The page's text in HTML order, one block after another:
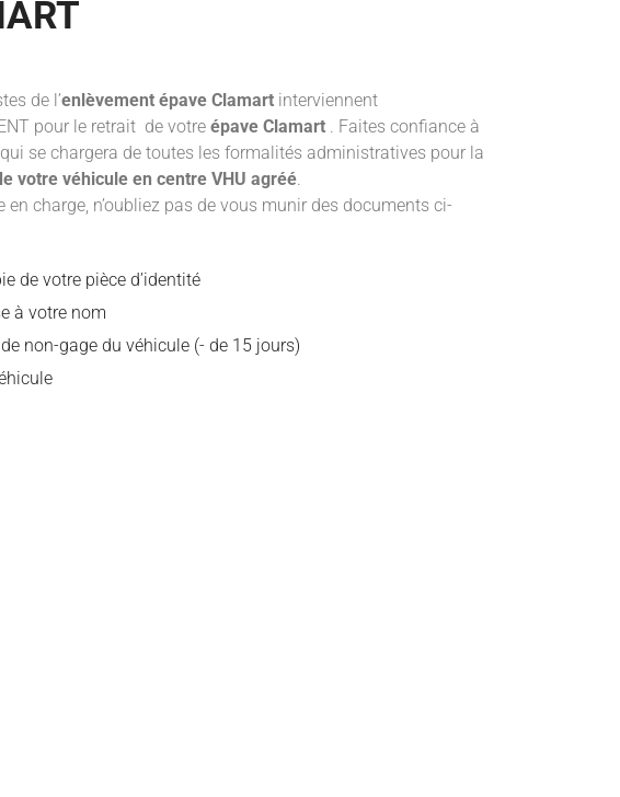
de l’enlèvement épave Clamart interviennent
pour le retrait de votre épave Clamart . Faites confiance à
se chargera de toutes les formalités administratives pour la
votre véhicule en centre VHU agréé.
en charge, n’oubliez pas de vous munir des documents ci-
de votre pièce d’identité
à votre nom
non-gage du véhicule (- de 15 jours)